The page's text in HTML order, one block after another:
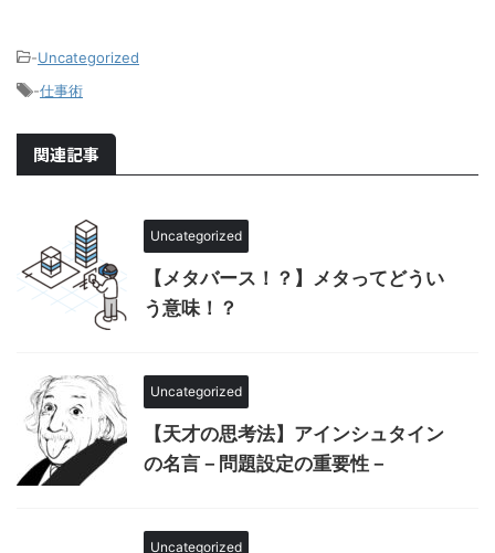
-Uncategorized
-仕事術
関連記事
Uncategorized
【メタバース！？】メタってどうい
う意味！？
Uncategorized
【天才の思考法】アインシュタイン
の名言－問題設定の重要性－
Uncategorized